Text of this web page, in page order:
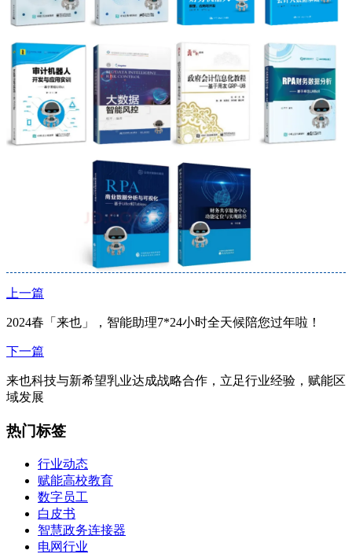
上一篇
2024春「来也」，智能助理7*24小时全天候陪您过年啦！
下一篇
来也科技与新希望乳业达成战略合作，立足行业经验，赋能区
域发展
热门标签
行业动态
赋能高校教育
数字员工
白皮书
智慧政务连接器
电网行业